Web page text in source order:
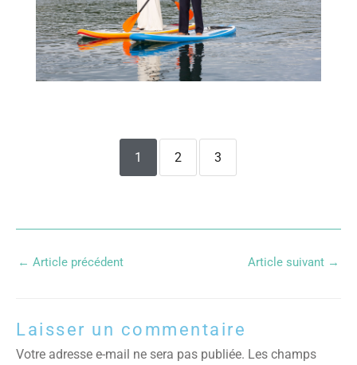
1 2 3
← Article précédent Article suivant →
Laisser un commentaire
Votre adresse e-mail ne sera pas publiée. Les champs